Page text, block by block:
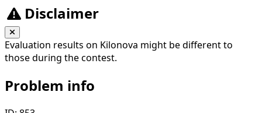
Disclaimer
Evaluation results on Kilonova might be different to
those during the contest.
Problem info